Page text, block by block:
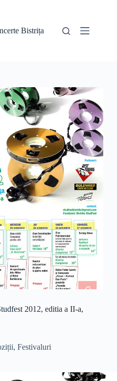
Bistrița
2012, editia a II-a,
, Festivaluri